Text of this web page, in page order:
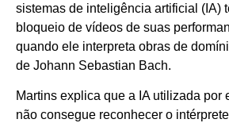
sistemas de inteligência artificial (IA)
bloqueio de vídeos de suas
quando ele interpreta obras de
de Johann Sebastian Bach.
Martins explica que a IA utilizada por
não consegue reconhecer o